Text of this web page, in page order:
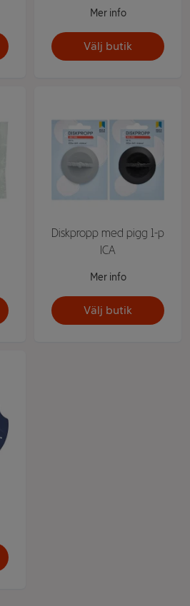
Mer info
Välj butik
Diskpropp med pigg 1-p
ICA
Mer info
Välj butik